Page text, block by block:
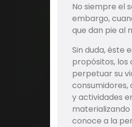
No siempre el
embargo,
que dan pie al
Sin duda, éste
propósitos,
perpetuar su
consumidores,
y actividades
materializando
conoce a la